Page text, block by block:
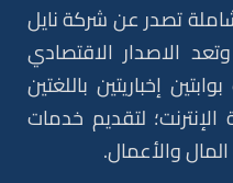
تصدر عن شركة نايل
الاصدار الاقتصادي
إخباريتين باللغتين
الإنترنت؛ لتقديم خدمات
والأعمال.